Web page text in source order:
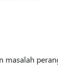
masalah